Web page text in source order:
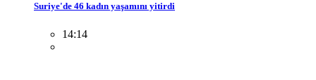
Suriye'de 46 kadın yaşamını yitirdi
14:14